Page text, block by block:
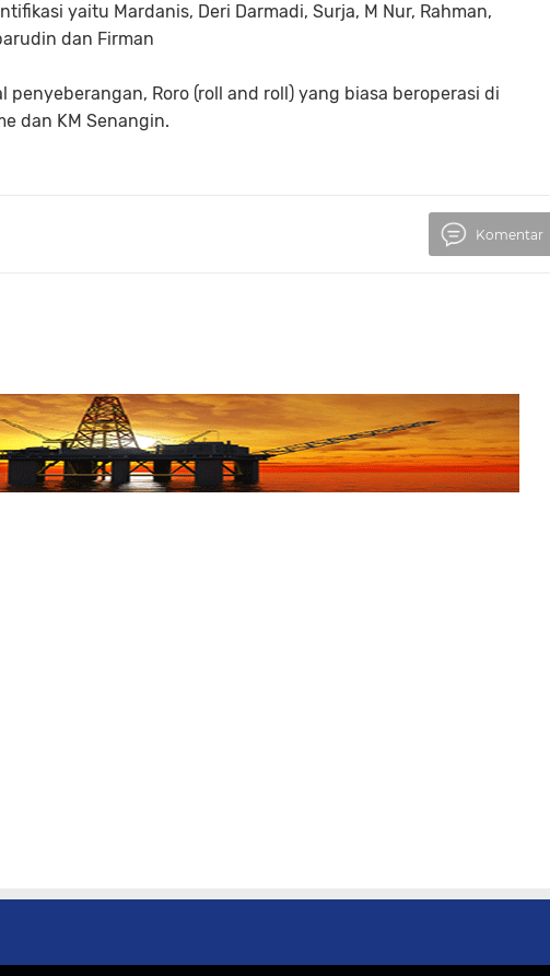
yaitu Mardanis, Deri Darmadi, Surja, M Nur, Rahman,
dan Firman
penyeberangan, Roro (roll and roll) yang biasa beroperasi di
dan KM Senangin.
Komentar